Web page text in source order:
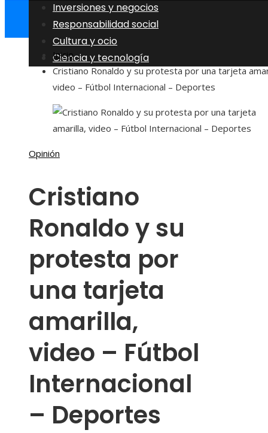
Inversiones y negocios
Responsabilidad social
Cultura y ocio
Ciencia y tecnología
Inicio
Cristiano Ronaldo y su protesta por una tarjeta
video – Fútbol Internacional – Deportes
Opinión
Cristiano
Ronaldo y su
protesta por
una tarjeta
amarilla,
video – Fútbol
Internacional
– Deportes